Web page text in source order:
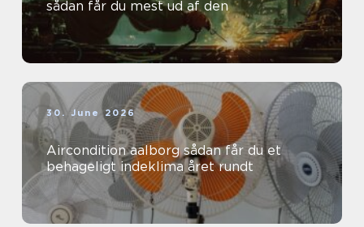
sådan får du mest ud af den
30. June 2026
Aircondition aalborg sådan får du et
behageligt indeklima året rundt